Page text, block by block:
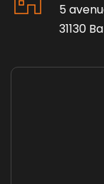
5
31130